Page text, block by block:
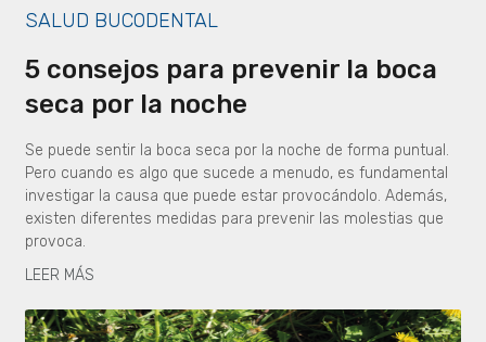
SALUD BUCODENTAL
5 consejos para prevenir la boca
seca por la noche
Se puede sentir la boca seca por la noche de forma puntual.
Pero cuando es algo que sucede a menudo, es fundamental
investigar la causa que puede estar provocándolo. Además,
existen diferentes medidas para prevenir las molestias que
provoca.
LEER MÁS